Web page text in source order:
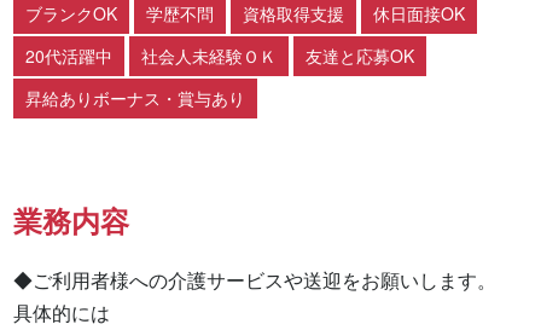
ブランクOK
学歴不問 資格取得支援
休日面接OK
20代活躍中
社会人未経験ＯＫ
友達と応募OK
昇給ありボーナス・賞与あり
業務内容
◆ご利用者様への介護サービスや送迎をお願いします。
具体的には